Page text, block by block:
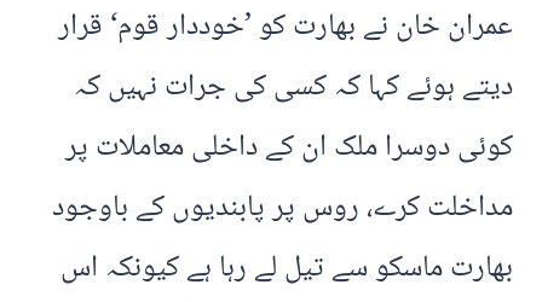
عمران خان نے بھارت کو ’خوددار قوم‘ قرار
دیتے ہوئے کہا کہ کسی کی جرات نہیں کہ
کوئی دوسرا ملک ان کے داخلی معاملات پر
مداخلت کرے، روس پر پابندیوں کے باوجود
بھارت ماسکو سے تیل لے رہا ہے کیونکہ اس